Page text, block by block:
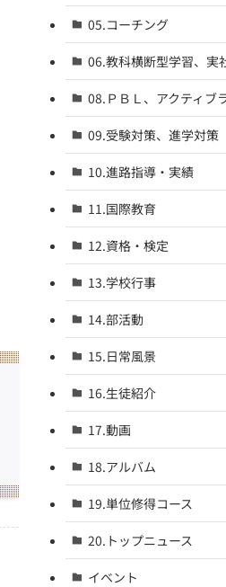
05.コーチング
06.教科横断型学習、実
08.ＰＢＬ、アクティブ
09.受験対策、進学対策
10.進路指導・実績
11.国際教育
12.資格・検定
13.学校行事
14.部活動
15.日常風景
16.生徒紹介
17.動画
18.アルバム
19.単位修得コース
20.トップニュース
イベント